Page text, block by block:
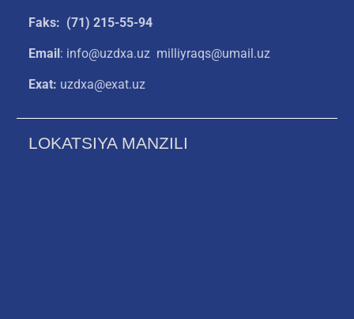
Faks: (71) 215-55-94
Email: info@uzdxa.uz milliyraqs@umail.uz
Exat: uzdxa@exat.uz
LOKATSIYA MANZILI